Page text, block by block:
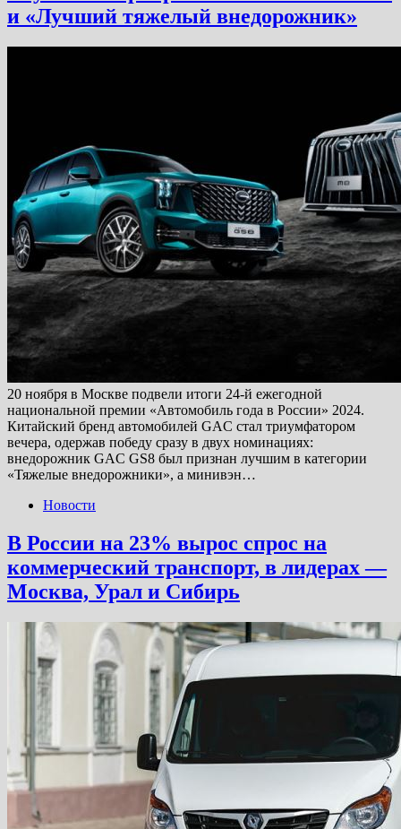
и «Лучший тяжелый внедорожник»
20 ноября в Москве подвели итоги 24-й ежегодной
национальной премии «Автомобиль года в России» 2024.
Китайский бренд автомобилей GAC стал триумфатором
вечера, одержав победу сразу в двух номинациях:
внедорожник GAC GS8 был признан лучшим в категории
«Тяжелые внедорожники», а минивэн…
Новости
В России на 23% вырос спрос на
коммерческий транспорт, в лидерах —
Москва, Урал и Сибирь